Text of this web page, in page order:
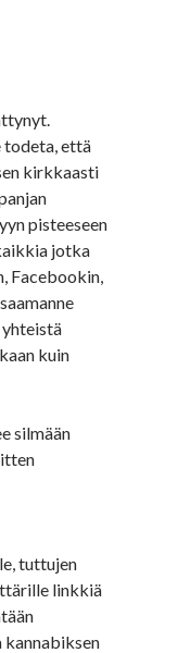
todeta, että
kirkkaasti
pisteeseen
jotka
Facebookin,
kuin
silmään
tuttujen
linkkiä